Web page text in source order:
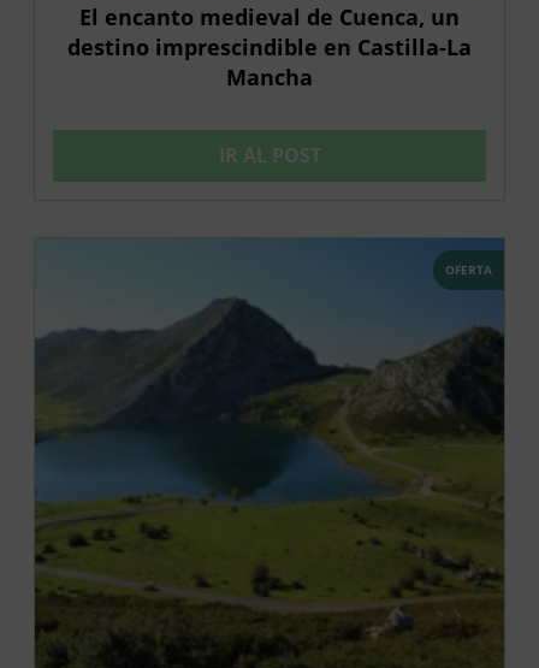
El encanto medieval de Cuenca, un
destino imprescindible en Castilla-La
Mancha
IR AL POST
OFERTA